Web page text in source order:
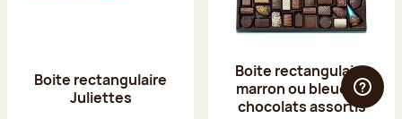
Boite rectangulaire
Juliettes
Boite rectangulaire
marron ou bleue 23
chocolats assortis